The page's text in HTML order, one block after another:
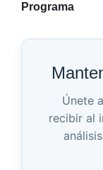
Programa
Únete
recibir al